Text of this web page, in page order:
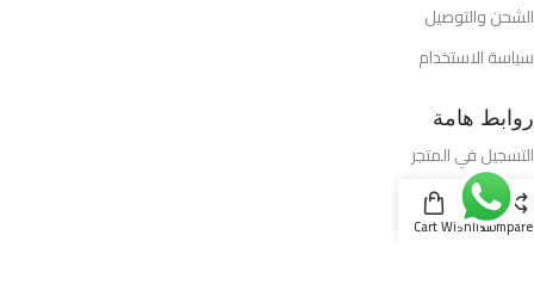
الشحن والتوصيل
سياسة الاستخدام
روابط هامة
التسجيل في المتجر
الطلبات
الاتصــال بنا
Compare
Wishlist
Cart